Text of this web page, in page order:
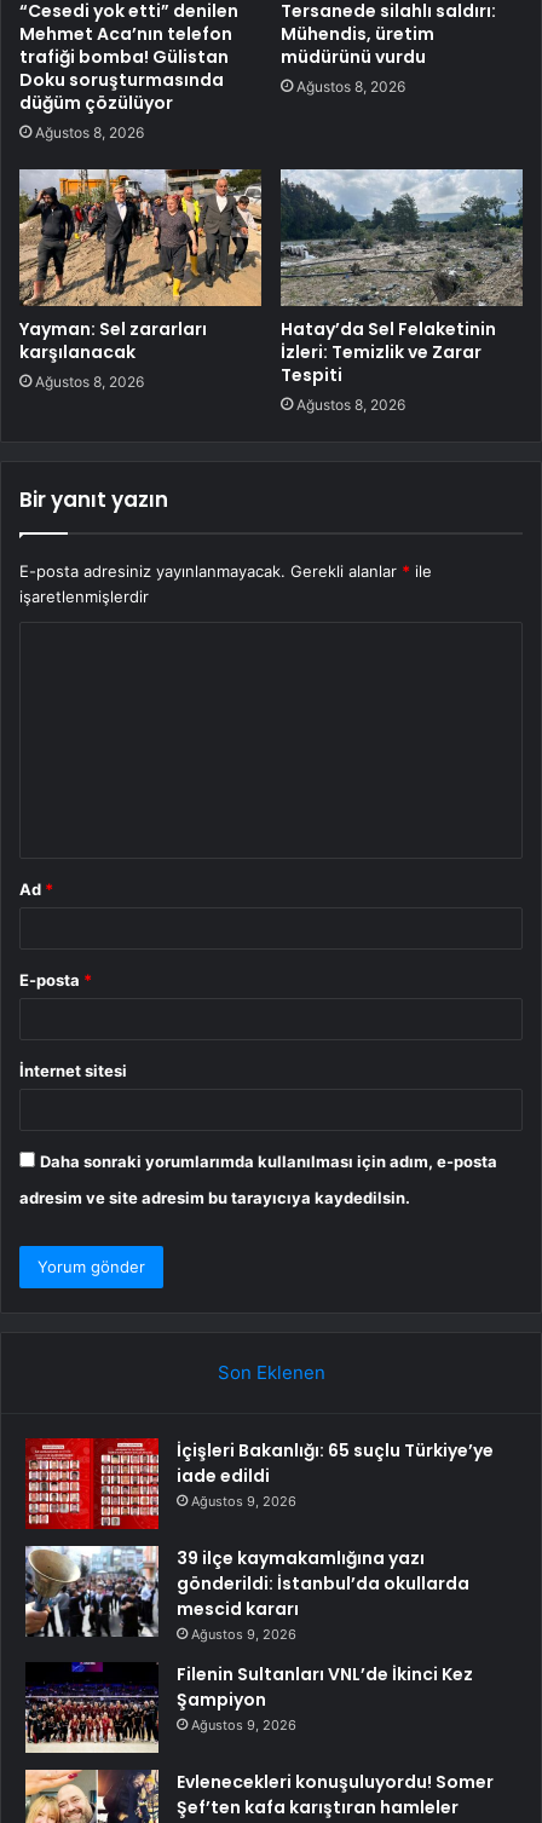
“Cesedi yok etti” denilen
Mehmet Aca’nın telefon
trafiği bomba! Gülistan
Doku soruşturmasında
düğüm çözülüyor
Ağustos 8, 2026
Tersanede silahlı saldırı:
Mühendis, üretim
müdürünü vurdu
Ağustos 8, 2026
Yayman: Sel zararları
karşılanacak
Ağustos 8, 2026
Hatay’da Sel Felaketinin
İzleri: Temizlik ve Zarar
Tespiti
Ağustos 8, 2026
Bir yanıt yazın
E-posta adresiniz yayınlanmayacak. Gerekli alanlar * ile
işaretlenmişlerdir
Ad *
E-posta *
İnternet sitesi
Daha sonraki yorumlarımda kullanılması için adım, e-posta
adresim ve site adresim bu tarayıcıya kaydedilsin.
Son Eklenen
İçişleri Bakanlığı: 65 suçlu Türkiye’ye
iade edildi
Ağustos 9, 2026
39 ilçe kaymakamlığına yazı
gönderildi: İstanbul’da okullarda
mescid kararı
Ağustos 9, 2026
Filenin Sultanları VNL’de İkinci Kez
Şampiyon
Ağustos 9, 2026
Evlenecekleri konuşuluyordu! Somer
Şef’ten kafa karıştıran hamleler